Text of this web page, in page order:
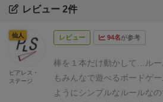
レビュー 2件
レビュー 94名が参考
棒を１本だけ動かして…ルー
もみんなで遊べるボードゲ
ようにシンプルなルールな
仙人
ピアレス・
ステージ